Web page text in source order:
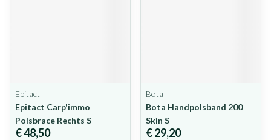
Epitact
Epitact Carp'immo
Polsbrace Rechts S
€ 48,50
Bota
Bota Handpolsband 200
Skin S
€ 29,20